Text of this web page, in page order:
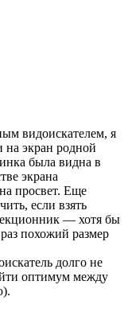
видоискателем, я
на экран родной
была видна в
экрана
просвет. Еще
если взять
— хотя бы
похожий размер
долго не
оптимум между